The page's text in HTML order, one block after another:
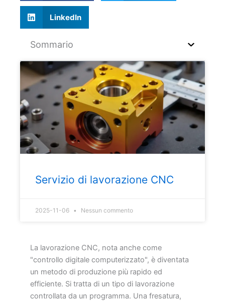
LinkedIn
Sommario
Servizio di lavorazione CNC
2025-11-06 Nessun commento
La lavorazione CNC, nota anche come
"controllo digitale computerizzato", è diventata
un metodo di produzione più rapido ed
efficiente. Si tratta di un tipo di lavorazione
controllata da un programma. Una fresatura,